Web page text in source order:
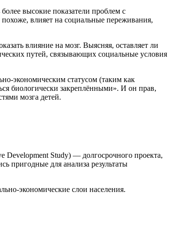
высокие показатели проблем с
влияет на социальные переживания,
влияние на мозг. Выясняя, оставляет ли
путей, связывающих социальные условия
экономическим статусом (таким как
биологически закреплёнными». И он прав,
мозга детей.
Development Study) — долгосрочного проекта,
пригодные для анализа результаты
экономические слои населения.